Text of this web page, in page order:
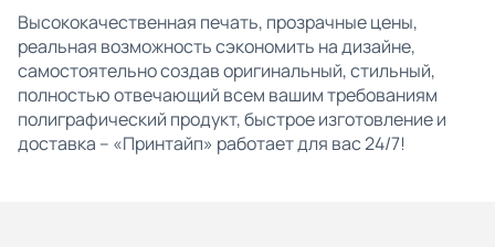
Высококачественная печать, прозрачные цены,
реальная возможность сэкономить на дизайне,
самостоятельно создав оригинальный, стильный,
полностью отвечающий всем вашим требованиям
полиграфический продукт, быстрое изготовление и
доставка – «Принтайп» работает для вас 24/7!